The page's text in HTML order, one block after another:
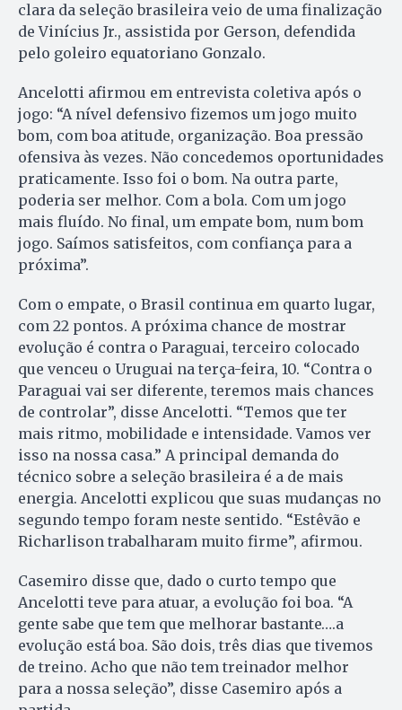
clara da seleção brasileira veio de uma finalização
de Vinícius Jr., assistida por Gerson, defendida
pelo goleiro equatoriano Gonzalo.
Ancelotti afirmou em entrevista coletiva após o
jogo: “A nível defensivo fizemos um jogo muito
bom, com boa atitude, organização. Boa pressão
ofensiva às vezes. Não concedemos oportunidades
praticamente. Isso foi o bom. Na outra parte,
poderia ser melhor. Com a bola. Com um jogo
mais fluído. No final, um empate bom, num bom
jogo. Saímos satisfeitos, com confiança para a
próxima”.
Com o empate, o Brasil continua em quarto lugar,
com 22 pontos. A próxima chance de mostrar
evolução é contra o Paraguai, terceiro colocado
que venceu o Uruguai na terça-feira, 10. “Contra o
Paraguai vai ser diferente, teremos mais chances
de controlar”, disse Ancelotti. “Temos que ter
mais ritmo, mobilidade e intensidade. Vamos ver
isso na nossa casa.” A principal demanda do
técnico sobre a seleção brasileira é a de mais
energia. Ancelotti explicou que suas mudanças no
segundo tempo foram neste sentido. “Estêvão e
Richarlison trabalharam muito firme”, afirmou.
Casemiro disse que, dado o curto tempo que
Ancelotti teve para atuar, a evolução foi boa. “A
gente sabe que tem que melhorar bastante….a
evolução está boa. São dois, três dias que tivemos
de treino. Acho que não tem treinador melhor
para a nossa seleção”, disse Casemiro após a